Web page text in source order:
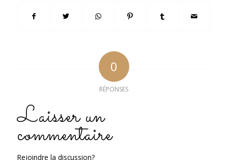
0
RÉPONSES
Laisser un
commentaire
Rejoindre la discussion?